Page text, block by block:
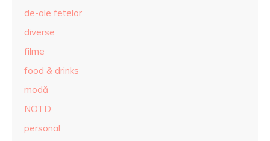
de-ale fetelor
diverse
filme
food & drinks
modă
NOTD
personal